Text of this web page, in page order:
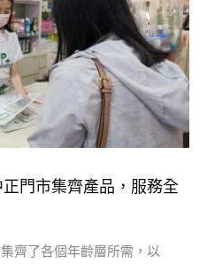
門市集齊產品，服務全
齊了各個年齡層所需，以